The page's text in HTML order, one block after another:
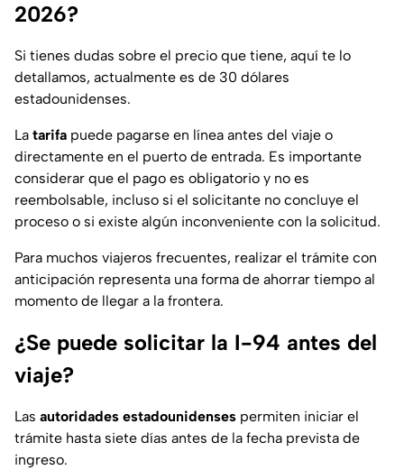
2026?
Si tienes dudas sobre el precio que tiene, aquí te lo
detallamos, actualmente es de 30 dólares
estadounidenses.
La tarifa puede pagarse en línea antes del viaje o
directamente en el puerto de entrada. Es importante
considerar que el pago es obligatorio y no es
reembolsable, incluso si el solicitante no concluye el
proceso o si existe algún inconveniente con la solicitud.
Para muchos viajeros frecuentes, realizar el trámite con
anticipación representa una forma de ahorrar tiempo al
momento de llegar a la frontera.
¿Se puede solicitar la I-94 antes del
viaje?
Las autoridades estadounidenses permiten iniciar el
trámite hasta siete días antes de la fecha prevista de
ingreso.